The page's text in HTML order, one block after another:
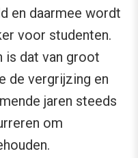
en daarmee wordt
voor studenten.
is dat van groot
de vergrijzing en
jaren steeds
om